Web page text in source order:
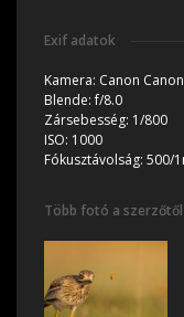
Exif adatok
Kamera: Canon Canon
Blende:f/8.0
Zársebesség: 1/800
ISO: 1000
Fókusztávolság: 500/
Több fotó a szerzőtől